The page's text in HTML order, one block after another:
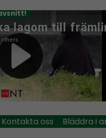
Kontakta oss Bläddra i